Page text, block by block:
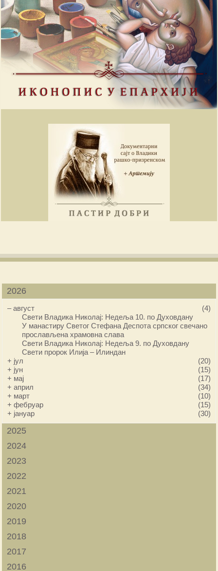
2026
–август
(4)
Свети Владика Николај: Недеља 10. по Духовдану
У манастиру Светог Стефана Деспота српског свечано
прослављена храмовна слава
Свети Владика Николај: Недеља 9. по Духовдану
Свети пророк Илија – Илиндан
+ јул
(20)
+ јун
(15)
+ мај
(17)
+април
(34)
+ март
(10)
+фебруар
(15)
+ јануар (30)
2025
2024
2023
2022
2021
2020
2019
2018
2017
2016